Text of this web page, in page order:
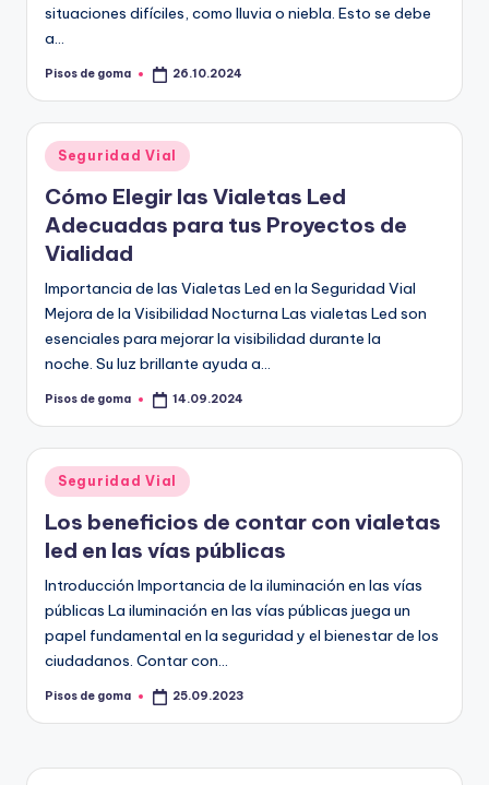
situaciones difíciles, como lluvia o niebla. Esto se debe
a…
Publicado
Pisos de goma 26.10.2024
Publicado
en
Seguridad Vial
Cómo Elegir las Vialetas Led
Adecuadas para tus Proyectos de
Vialidad
Importancia de las Vialetas Led en la Seguridad Vial
Mejora de la Visibilidad Nocturna Las vialetas Led son
esenciales para mejorar la visibilidad durante la
noche. Su luz brillante ayuda a…
Publicado
Pisos de goma 14.09.2024
Publicado
en
Seguridad Vial
Los beneficios de contar con vialetas
led en las vías públicas
Introducción Importancia de la iluminación en las vías
públicas La iluminación en las vías públicas juega un
papel fundamental en la seguridad y el bienestar de los
ciudadanos. Contar con…
Publicado
Pisos de goma 25.09.2023